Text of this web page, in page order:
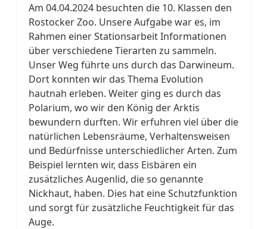
Am 04.04.2024 besuchten die 10. Klassen den
Rostocker Zoo. Unsere Aufgabe war es, im
Rahmen einer Stationsarbeit Informationen
über verschiedene Tierarten zu sammeln.
Unser Weg führte uns durch das Darwineum.
Dort konnten wir das Thema Evolution
hautnah erleben. Weiter ging es durch das
Polarium, wo wir den König der Arktis
bewundern durften. Wir erfuhren viel über die
natürlichen Lebensräume, Verhaltensweisen
und Bedürfnisse unterschiedlicher Arten. Zum
Beispiel lernten wir, dass Eisbären ein
zusätzliches Augenlid, die so genannte
Nickhaut, haben. Dies hat eine Schutzfunktion
und sorgt für zusätzliche Feuchtigkeit für das
Auge.